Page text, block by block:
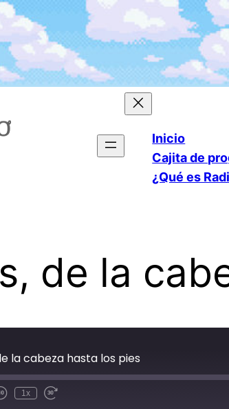
Inicio
Cajita de
¿Qué es
de la
la cabeza hasta los pies
Rewind
1x
Fast